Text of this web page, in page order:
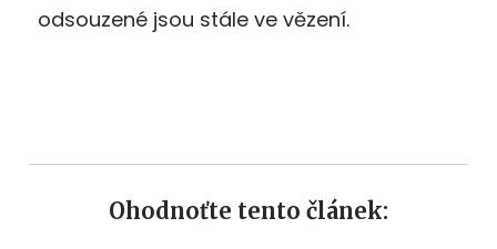
odsouzené jsou stále ve vězení.
Ohodnoťte tento článek: